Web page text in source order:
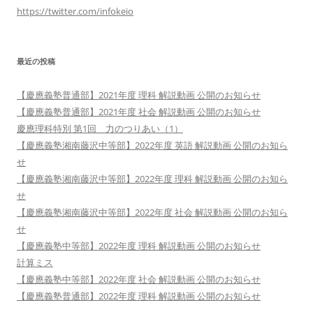
https://twitter.com/infokeio
最近の投稿
【慶應義塾普通部】2021年度 理科 解説動画 公開のお知らせ
【慶應義塾普通部】2021年度 社会 解説動画 公開のお知らせ
慶應理科特別 第1回 力のつりあい（1）
【慶應義塾湘南藤沢中等部】2022年度 英語 解説動画 公開のお知ら
せ
【慶應義塾湘南藤沢中等部】2022年度 理科 解説動画 公開のお知ら
せ
【慶應義塾湘南藤沢中等部】2022年度 社会 解説動画 公開のお知ら
せ
【慶應義塾中等部】2022年度 理科 解説動画 公開のお知らせ
計算ミス
【慶應義塾中等部】2022年度 社会 解説動画 公開のお知らせ
【慶應義塾普通部】2022年度 理科 解説動画 公開のお知らせ